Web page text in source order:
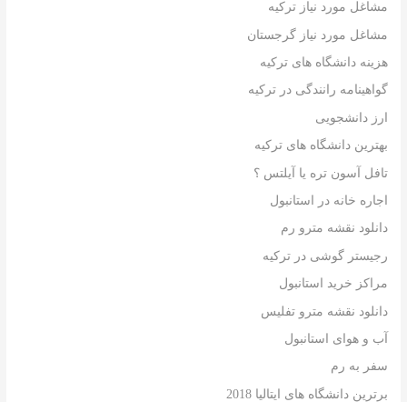
مشاغل مورد نیاز ترکیه
مشاغل مورد نیاز گرجستان
هزینه دانشگاه های ترکیه
گواهینامه رانندگی در ترکیه
ارز دانشجویی
بهترین دانشگاه های ترکیه
تافل آسون تره یا آیلتس ؟
اجاره خانه در استانبول
دانلود نقشه مترو رم
رجیستر گوشی در ترکیه
مراکز خرید استانبول
دانلود نقشه مترو تفلیس
آب و هوای استانبول
سفر به رم
برترین دانشگاه های ایتالیا 2018